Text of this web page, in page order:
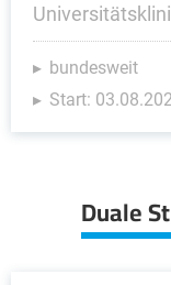
bundesweit
Start:
Duale